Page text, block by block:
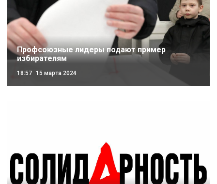
Профсоюзные лидеры подают пример
избирателям
18:57 15 марта 2024